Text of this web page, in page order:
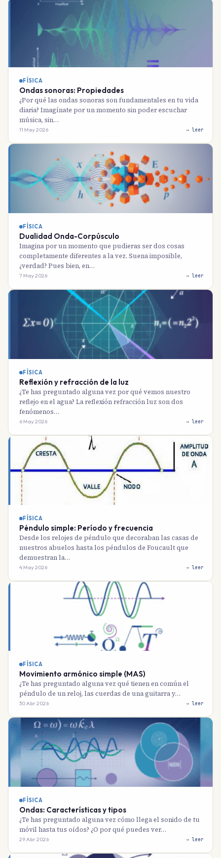
FÍSICA
Ondas sonoras: Propiedades
¿Por qué las ondas sonoras son fundamentales en tu vida
diaria? Imagínate por un momento sin poder escuchar
música, sin…
11 May 2026 → leer
FÍSICA
Dualidad Onda-Corpúsculo
Imagina por un momento que pudieras ser dos cosas
completamente diferentes a la vez. Suena imposible,
¿verdad? Pues bien, en…
7 May 2026 → leer
FÍSICA
Reflexión y refracción de la luz
¿Te has preguntado alguna vez por qué vemos nuestro
reflejo en el agua? La reflexión refracción luz son dos
fenómenos…
6 May 2026 → leer
FÍSICA
Péndulo simple: Período y frecuencia
Desde los relojes de péndulo que decoraban las casas de
nuestros abuelos hasta los péndulos de Foucault que
demuestran la…
4 May 2026 → leer
FÍSICA
Movimiento armónico simple (MAS)
¿Te has preguntado alguna vez qué tienen en común el
péndulo de un reloj, las cuerdas de una guitarra y…
30 Abr 2026 → leer
FÍSICA
Ondas: Características y tipos
¿Te has preguntado alguna vez cómo llega el sonido de tu
móvil hasta tus oídos? ¿O por qué puedes ver…
29 Abr 2026 → leer